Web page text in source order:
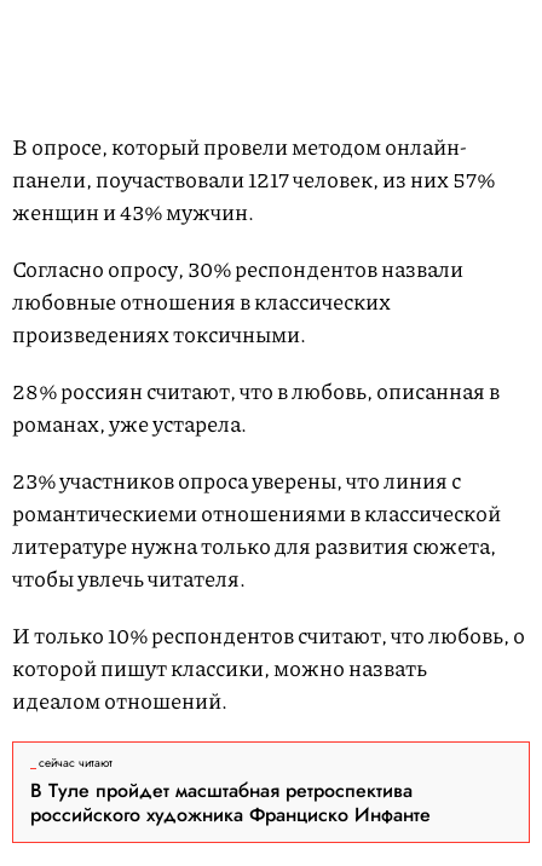
В опросе, который провели методом онлайн-
панели, поучаствовали 1217 человек, из них 57%
женщин и 43% мужчин.
Согласно опросу, 30% респондентов назвали
любовные отношения в классических
произведениях токсичными.
28% россиян считают, что в любовь, описанная в
романах, уже устарела.
23% участников опроса уверены, что линия с
романтическиеми отношениями в классической
литературе нужна только для развития сюжета,
чтобы увлечь читателя.
И только 10% респондентов считают, что любовь, о
которой пишут классики, можно назвать
идеалом отношений.
сейчас читают
В Туле пройдет масштабная ретроспектива
российского художника Франциско Инфанте